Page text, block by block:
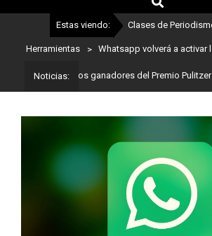
Estas viendo: Clases de
Herramientas > Whatsapp volverá a activar
Noticias:
Estos son los ganadores del Premio Pulitzer